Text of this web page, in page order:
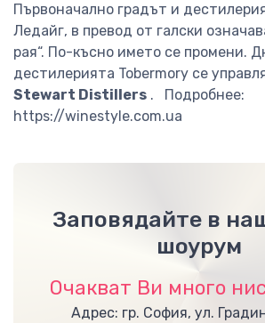
Първоначално градът и
Ледайг, в ​​превод от галски
рая“. По-късно името се промени.
дестилерията Tobermory се
Stewart Distillers . Подробнее:
https://winestyle.com.ua
Заповядайте в
шоурум
Очакват Ви много
Адрес: гр. София, ул.